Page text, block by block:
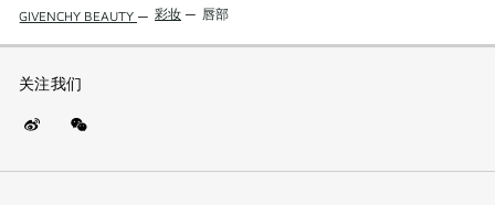
GIVENCHY BEAUTY — 彩妆 — 唇部
关注我们
Weibo
(new(QR